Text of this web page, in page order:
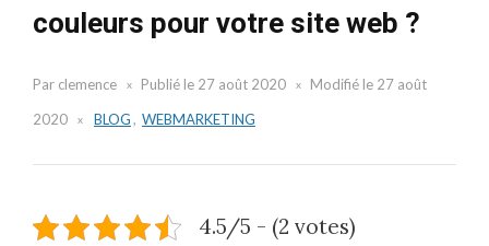
couleurs pour votre site web ?
Par clemence Publié le 27 août 2020 Modifié le 27 août
2020
BLOG, WEBMARKETING
4.5/5 - (2 votes)